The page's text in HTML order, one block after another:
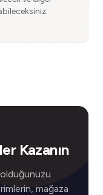
Kazanın
mağaza